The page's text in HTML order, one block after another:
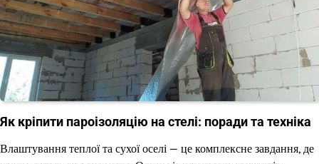
Як кріпити пароізоляцію на стелі: поради та техніка
Влаштування теплої та сухої оселі — це комплексне завдання, де